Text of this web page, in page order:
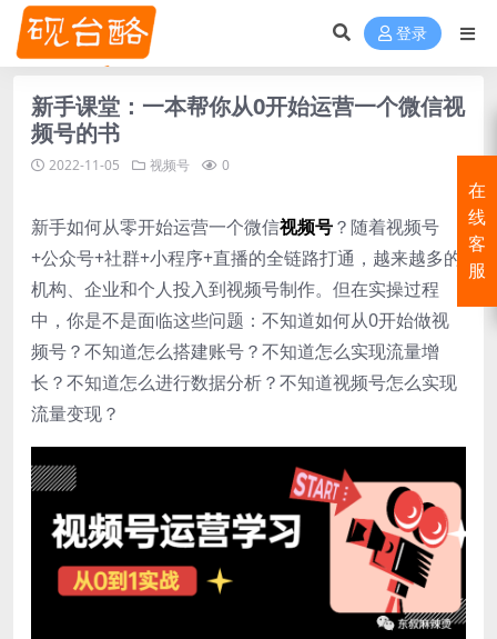
登录
新手课堂：一本帮你从0开始运营一个微信视
频号的书
2022-11-05 视频号 0
新手如何从零开始运营一个微信视频号？随着视频号
+公众号+社群+小程序+直播的全链路打通，越来越多的
机构、企业和个人投入到视频号制作。但在实操过程
中，你是不是面临这些问题：不知道如何从0开始做视
频号？不知道怎么搭建账号？不知道怎么实现流量增
长？不知道怎么进行数据分析？不知道视频号怎么实现
流量变现？
在
线
客
服